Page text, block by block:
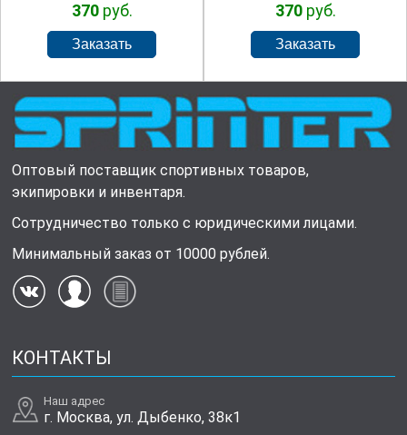
370руб. 370руб.
Оптовый поставщик спортивных товаров,
экипировки и инвентаря.
Сотрудничество только с юридическими лицами.
Минимальный заказ от 10000 рублей.
КОНТАКТЫ
Наш адрес
г. Москва, ул. Дыбенко, 38к1